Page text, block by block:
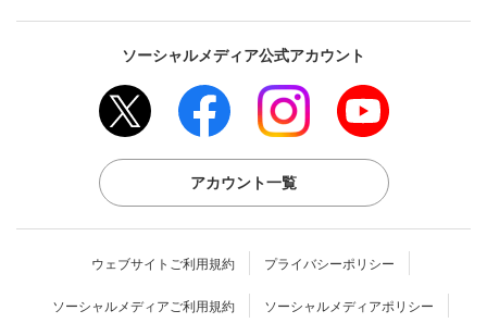
ソーシャルメディア公式アカウント
アカウント一覧
ウェブサイトご利用規約 プライバシーポリシー
ソーシャルメディアご利用規約 ソーシャルメディアポリシー